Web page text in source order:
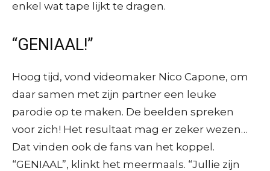
enkel wat tape lijkt te dragen.
“GENIAAL!”
Hoog tijd, vond videomaker Nico Capone, om
daar samen met zijn partner een leuke
parodie op te maken. De beelden spreken
voor zich! Het resultaat mag er zeker wezen…
Dat vinden ook de fans van het koppel.
“GENIAAL”, klinkt het meermaals. “Jullie zijn